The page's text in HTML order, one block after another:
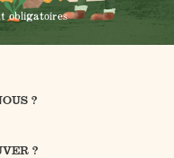
obligatoires
?
?